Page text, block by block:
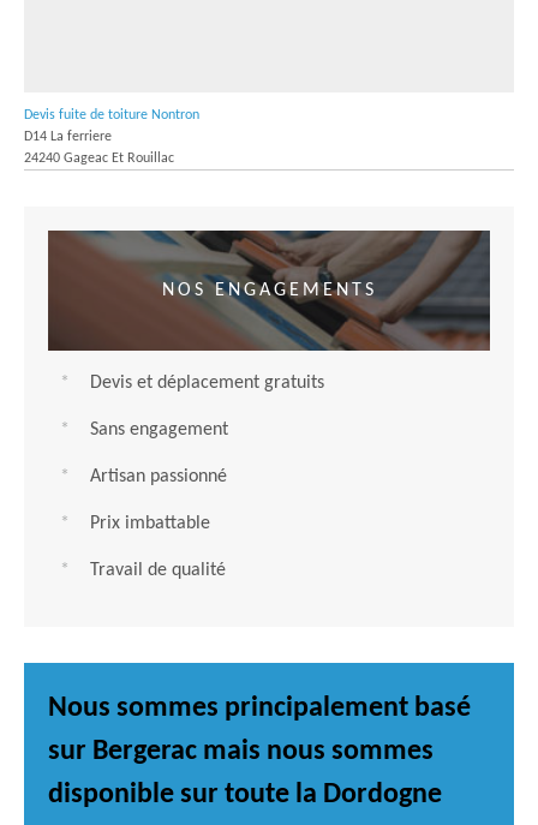
Devis fuite de toiture Nontron
D14 La ferriere
24240 Gageac Et Rouillac
NOS ENGAGEMENTS
Devis et déplacement gratuits
Sans engagement
Artisan passionné
Prix imbattable
Travail de qualité
Nous sommes principalement basé
sur Bergerac mais nous sommes
disponible sur toute la Dordogne